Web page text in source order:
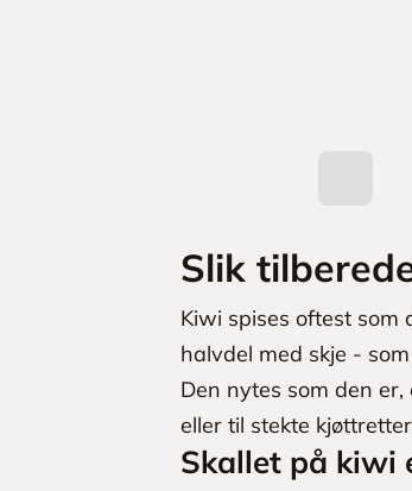
Slik
Kiwi spises oftest som
halvdel med skje -
Den nytes som den
eller til stekte
Skallet på kiwi